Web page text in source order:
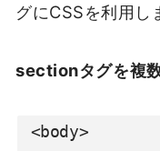
グにCSSを利用し
sectionタグを複